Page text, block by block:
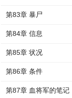
第83章 暴尸
第84章 信息
第85章 状况
第86章 条件
第87章 血将军的笔记